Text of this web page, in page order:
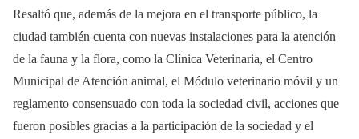
Resaltó que, además de la mejora en el transporte público, la
ciudad también cuenta con nuevas instalaciones para la atención
de la fauna y la flora, como la Clínica Veterinaria, el Centro
Municipal de Atención animal, el Módulo veterinario móvil y un
reglamento consensuado con toda la sociedad civil, acciones que
fueron posibles gracias a la participación de la sociedad y el